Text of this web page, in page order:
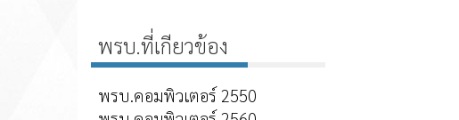
พรบ.ที่เกียวข้อง
พรบ.คอมพิวเตอร์ 2550